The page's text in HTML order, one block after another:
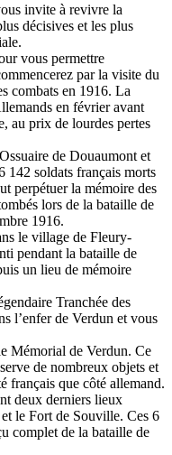
invite à revivre la
décisives et les plus
vous permettre
par la visite du
combats en 1916. La
en février avant
au prix de lourdes pertes
de Douaumont et
142 soldats français morts
perpétuer la mémoire des
lors de la bataille de
1916.
le village de Fleury-
pendant la bataille de
un lieu de mémoire
Tranchée des
l’enfer de Verdun et vous
Mémorial de Verdun. Ce
de nombreux objets et
français que côté allemand.
deux derniers lieux
le Fort de Souville. Ces 6
complet de la bataille de